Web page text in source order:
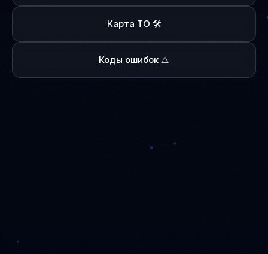
Карта ТО 🛠️
Коды ошибок ⚠️